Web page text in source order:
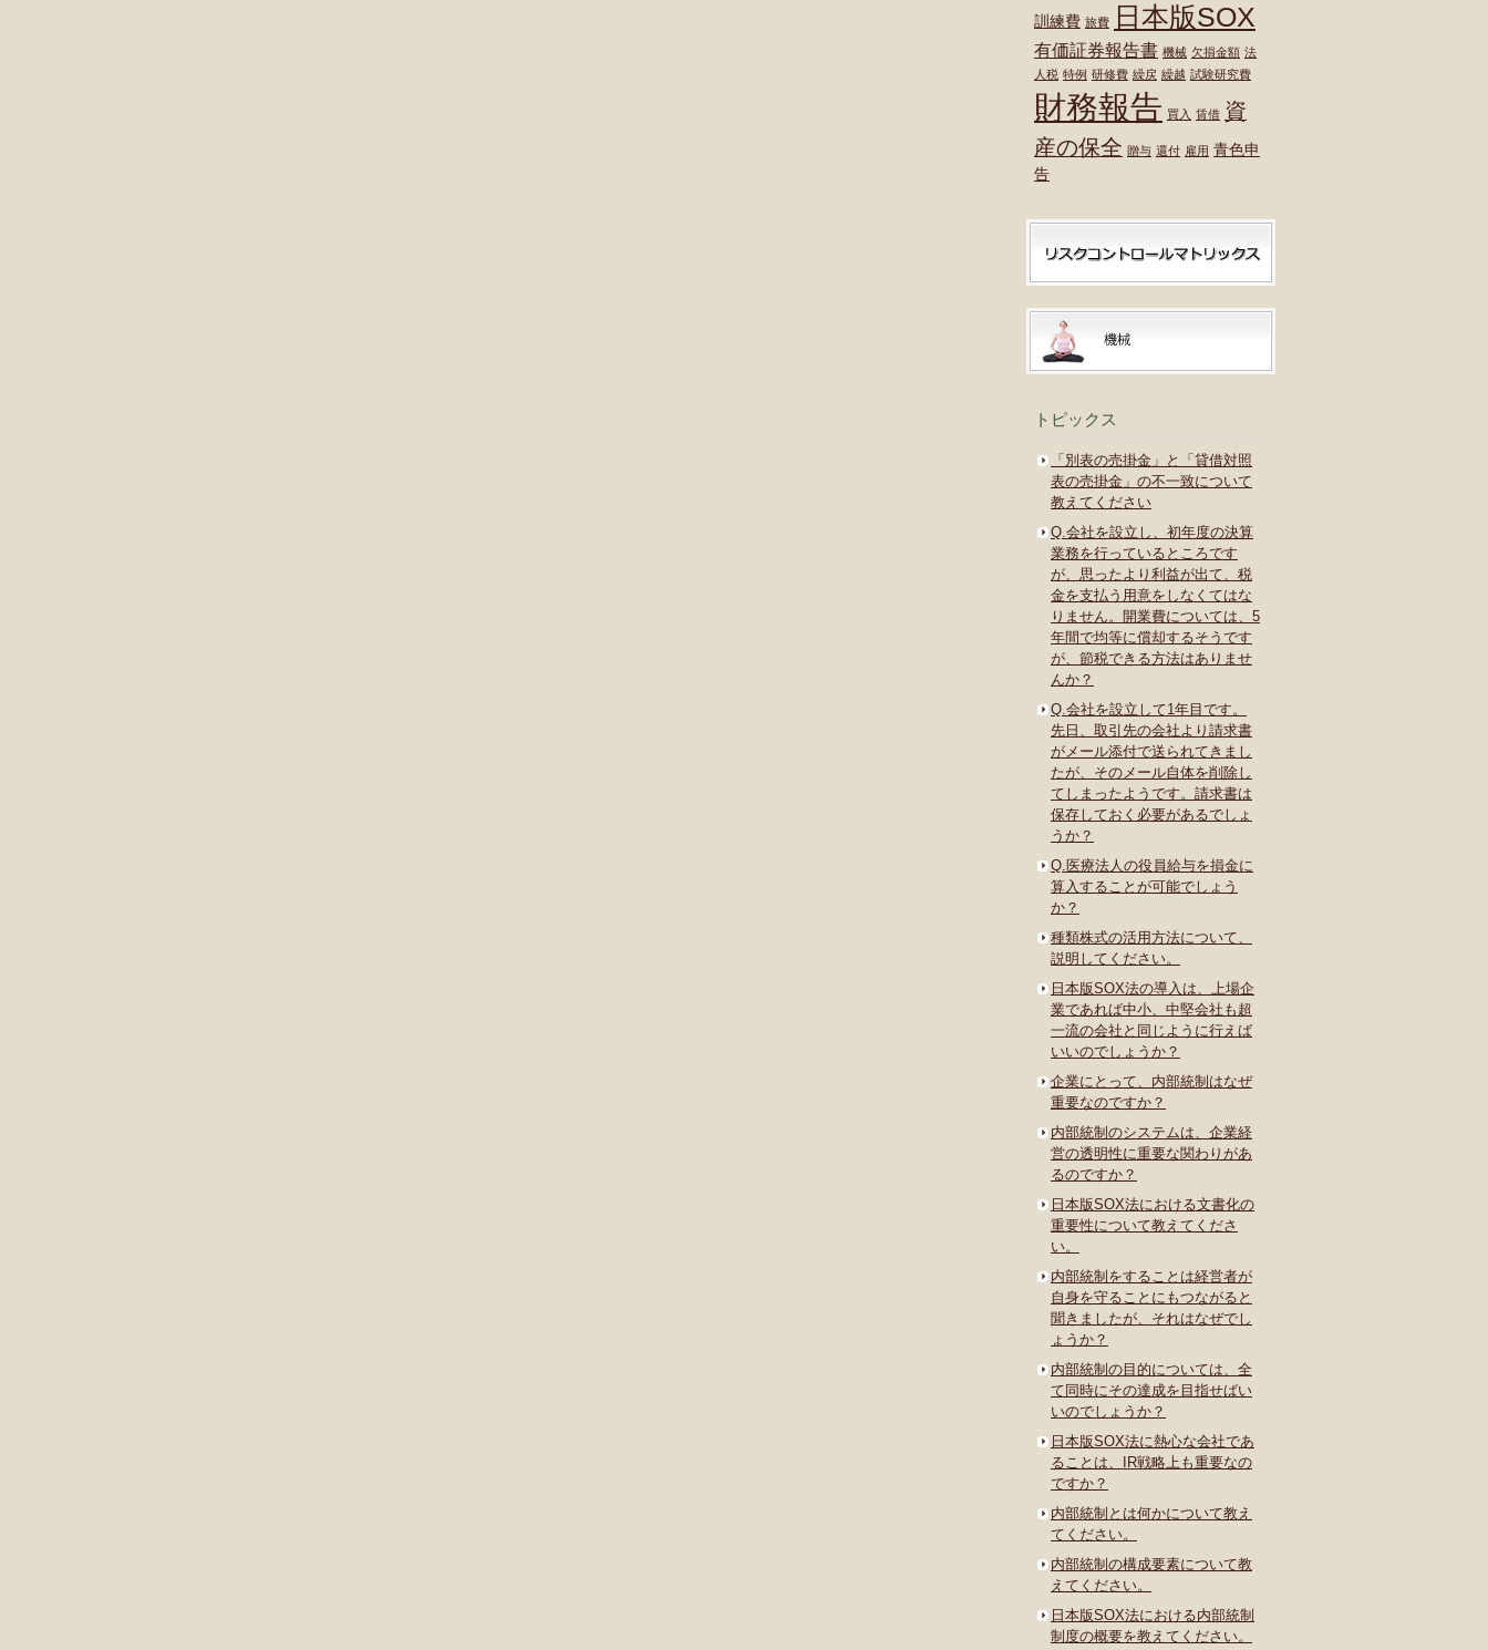
訓練費 旅費 日本版SOX
有価証券報告書 機械 欠損金額 法
人税 特例 研修費 繰戻 繰越 試験研究費
財務報告 買入 賃借 資
産の保全 贈与 還付 雇用 青色申
告
トピックス
「別表の売掛金」と「貸借対照
表の売掛金」の不一致について
教えてください
Q.会社を設立し、初年度の決算
業務を行っているところです
が、思ったより利益が出て、税
金を支払う用意をしなくてはな
りません。開業費については、5
年間で均等に償却するそうです
が、節税できる方法はありませ
んか？
Q.会社を設立して1年目です。
先日、取引先の会社より請求書
がメール添付で送られてきまし
たが、そのメール自体を削除し
てしまったようです。請求書は
保存しておく必要があるでしょ
うか？
Q.医療法人の役員給与を損金に
算入することが可能でしょう
か？
種類株式の活用方法について、
説明してください。
日本版SOX法の導入は、上場企
業であれば中小、中堅会社も超
一流の会社と同じように行えば
いいのでしょうか？
企業にとって、内部統制はなぜ
重要なのですか？
内部統制のシステムは、企業経
営の透明性に重要な関わりがあ
るのですか？
日本版SOX法における文書化の
重要性について教えてくださ
い。
内部統制をすることは経営者が
自身を守ることにもつながると
聞きましたが、それはなぜでし
ょうか？
内部統制の目的については、全
て同時にその達成を目指せばい
いのでしょうか？
日本版SOX法に熱心な会社であ
ることは、IR戦略上も重要なの
ですか？
内部統制とは何かについて教え
てください。
内部統制の構成要素について教
えてください。
日本版SOX法における内部統制
制度の概要を教えてください。